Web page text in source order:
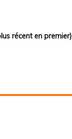
récent en premier)